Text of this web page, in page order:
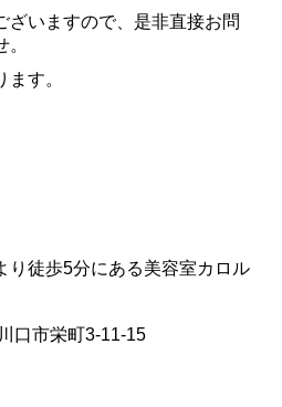
ざいますので、是非直接お問
す。
徒歩5分にある美容室カロル
口市栄町3-11-15